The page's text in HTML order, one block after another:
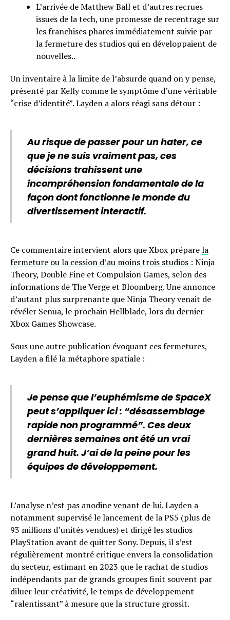
L’arrivée de Matthew Ball et d’autres recrues
issues de la tech, une promesse de recentrage sur
les franchises phares immédiatement suivie par
la fermeture des studios qui en développaient de
nouvelles..
Un inventaire à la limite de l’absurde quand on y pense,
présenté par Kelly comme le symptôme d’une véritable
“crise d’identité”. Layden a alors réagi sans détour :
Au risque de passer pour un hater, ce
que je ne suis vraiment pas, ces
décisions trahissent une
incompréhension fondamentale de la
façon dont fonctionne le monde du
divertissement interactif.
Ce commentaire intervient alors que Xbox préparela
fermeture ou la cession d’au moins trois studios : Ninja
Theory, Double Fine et Compulsion Games, selon des
informations de The Verge et Bloomberg. Une annonce
d’autant plus surprenante que Ninja Theory venait de
révéler Senua, le prochain Hellblade, lors du dernier
Xbox Games Showcase.
Sous une autre publication évoquant ces fermetures,
Layden a filé la métaphore spatiale :
Je pense que l’euphémisme de SpaceX
peut s’appliquer ici : “désassemblage
rapide non programmé”. Ces deux
dernières semaines ont été un vrai
grand huit. J’ai de la peine pour les
équipes de développement.
L’analyse n’est pas anodine venant de lui. Layden a
notamment supervisé le lancement de la PS5 (plus de
93 millions d’unités vendues) et dirigé les studios
PlayStation avant de quitter Sony. Depuis, il s’est
régulièrement montré critique envers la consolidation
du secteur, estimant en 2023 que le rachat de studios
indépendants par de grands groupes finit souvent par
diluer leur créativité, le temps de développement
“ralentissant” à mesure que la structure grossit.